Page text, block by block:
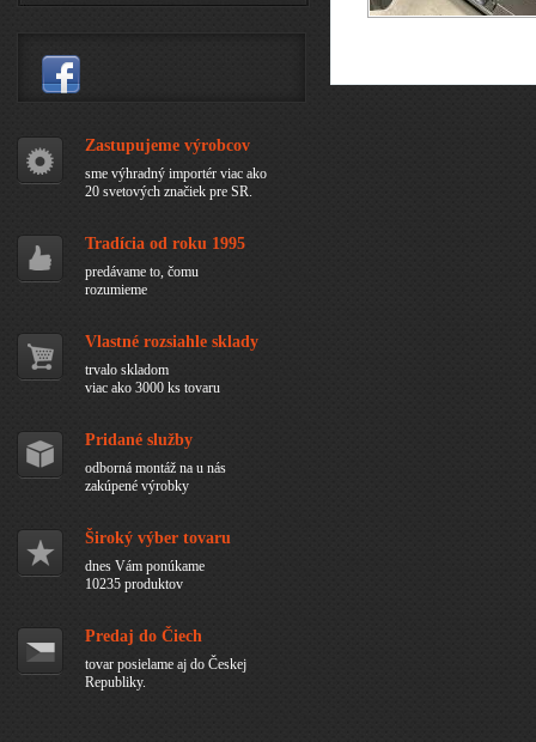
Zastupujeme výrobcov
sme výhradný importér viac ako
20 svetových značiek pre SR.
Tradícia od roku 1995
predávame to, čomu
rozumieme
Vlastné rozsiahle sklady
trvalo skladom
viac ako 3000 ks tovaru
Pridané služby
odborná montáž na u nás
zakúpené výrobky
Široký výber tovaru
dnes Vám ponúkame
10235 produktov
Predaj do Čiech
tovar posielame aj do Českej
Republiky.